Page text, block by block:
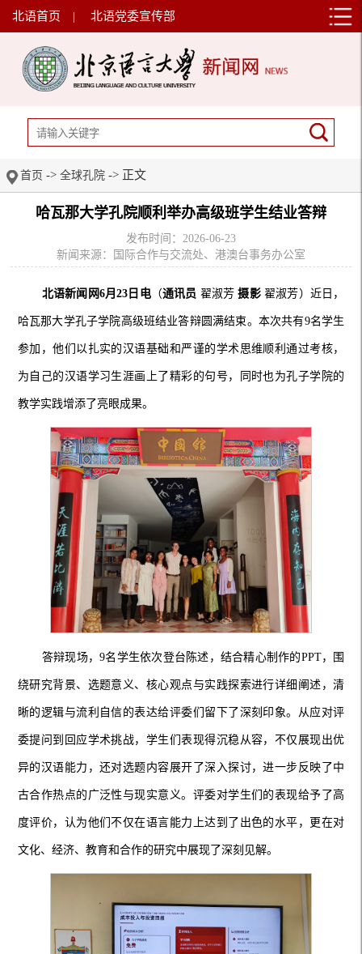
北语首页 | 北语党委宣传部
首页 -> 全球孔院 -> 正文
哈瓦那大学孔院顺利举办高级班学生结业答辩
发布时间：2026-06-23
新闻来源：国际合作与交流处、港澳台事务办公室
北语新闻网6月23日电（通讯员 翟淑芳摄影翟淑芳）近日，
哈瓦那大学孔子学院高级班结业答辩圆满结束。本次共有9名学生
参加，他们以扎实的汉语基础和严谨的学术思维顺利通过考核，
为自己的汉语学习生涯画上了精彩的句号，同时也为孔子学院的
教学实践增添了亮眼成果。
答辩现场，9名学生依次登台陈述，结合精心制作的PPT，围
绕研究背景、选题意义、核心观点与实践探索进行详细阐述，清
晰的逻辑与流利自信的表达给评委们留下了深刻印象。从应对评
委提问到回应学术挑战，学生们表现得沉稳从容，不仅展现出优
异的汉语能力，还对选题内容展开了深入探讨，进一步反映了中
古合作热点的广泛性与现实意义。评委对学生们的表现给予了高
度评价，认为他们不仅在语言能力上达到了出色的水平，更在对
文化、经济、教育和合作的研究中展现了深刻见解。